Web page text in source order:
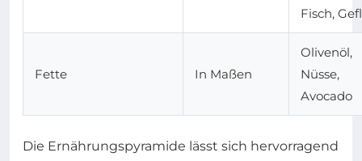
Fisch,
Fette In Maßen
Olivenöl,
Nüsse,
Avocado
Die Ernährungspyramide lässt sich hervorragend